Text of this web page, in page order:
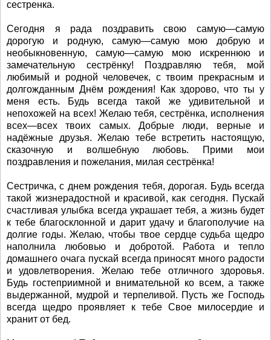
сестренка.
Сегодня я рада поздравить свою самую—самую
дорогую и родную, самую—самую мою добрую и
необыкновенную, самую—самую мою искреннюю и
замечательную сестрёнку! Поздравляю тебя, мой
любимый и родной человечек, с твоим прекрасным и
долгожданным Днём рождения! Как здорово, что ты у
меня есть. Будь всегда такой же удивительной и
непохожей на всех! Желаю тебя, сестрёнка, исполнения
всех—всех твоих самых. Добрые люди, верные и
надёжные друзья. Желаю тебе встретить настоящую,
сказочную и волшебную любовь. Прими мои
поздравления и пожелания, милая сестрёнка!
Сестричка, с днем рождения тебя, дорогая. Будь всегда
такой жизнерадостной и красивой, как сегодня. Пускай
счастливая улыбка всегда украшает тебя, а жизнь будет
к тебе благосклонной и дарит удачу и благополучие на
долгие годы. Желаю, чтобы твое сердце судьба щедро
наполнила любовью и добротой. Работа и тепло
домашнего очага пускай всегда приносят много радости
и удовлетворения. Желаю тебе отличного здоровья.
Будь гостеприимной и внимательной ко всем, а также
выдержанной, мудрой и терпеливой. Пусть же Господь
всегда щедро проявляет к тебе Свое милосердие и
хранит от бед.